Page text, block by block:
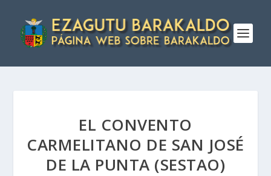
EL CONVENTO
CARMELITANO DE SAN JOSÉ
DE LA PUNTA (SESTAO)